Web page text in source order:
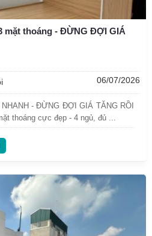
mặt thoáng - ĐỪNG ĐỢI GIÁ
06/07/2026
- ĐỪNG ĐỢI GIÁ TĂNG RỒI
thoáng cực đẹp - 4 ngủ, đủ ...